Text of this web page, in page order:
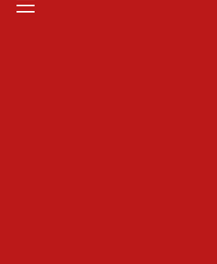
Menu